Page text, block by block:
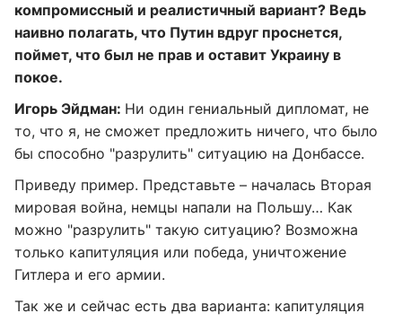
компромиссный и реалистичный вариант? Ведь
наивно полагать, что Путин вдруг проснется,
поймет, что был не прав и оставит Украину в
покое.
Игорь Эйдман: Ни один гениальный дипломат, не
то, что я, не сможет предложить ничего, что было
бы способно "разрулить" ситуацию на Донбассе.
Приведу пример. Представьте – началась Вторая
мировая война, немцы напали на Польшу… Как
можно "разрулить" такую ситуацию? Возможна
только капитуляция или победа, уничтожение
Гитлера и его армии.
Так же и сейчас есть два варианта: капитуляция